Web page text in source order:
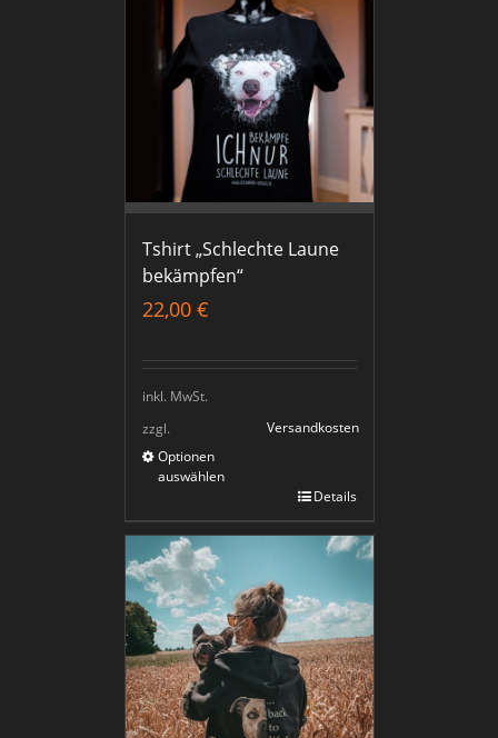
Tshirt „Schlechte Laune
bekämpfen“
22,00 €
inkl. MwSt.
zzgl.
Versandkosten
Optionen
auswählen
Details